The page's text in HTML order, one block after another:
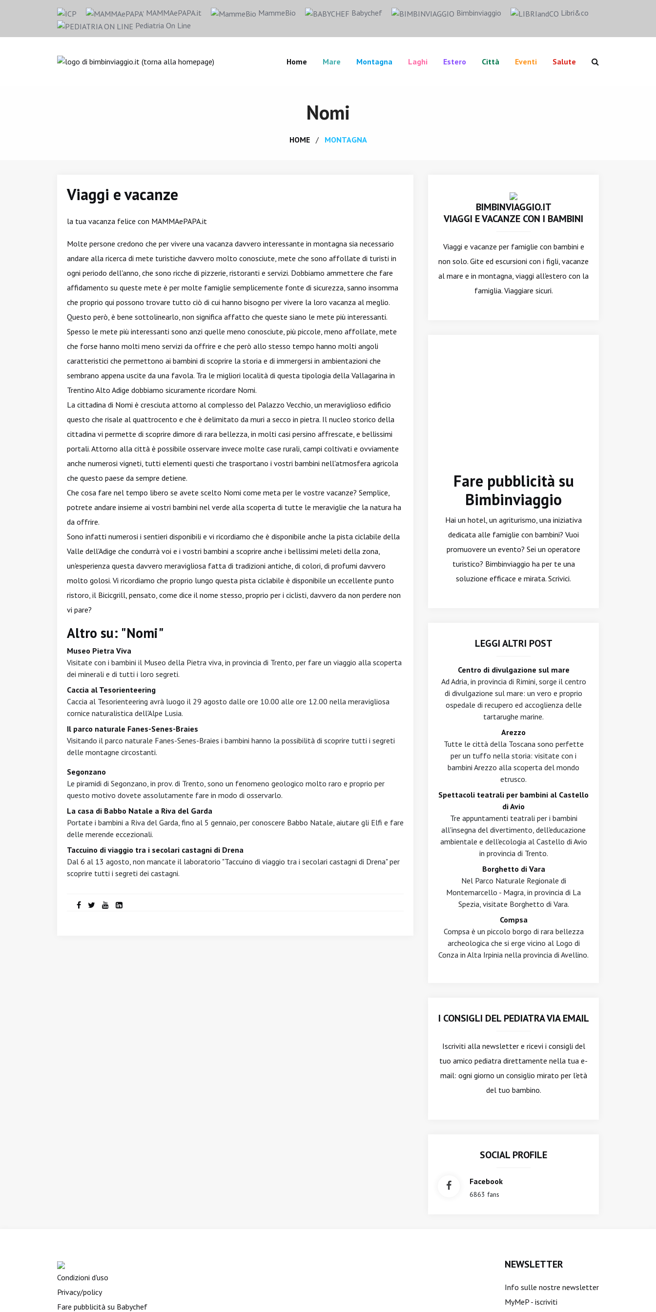
MAMMAePAPA.it MammeBio Babychef Bimbinviaggio
Libri&co
Pediatria On Line
Home Mare Montagna Laghi Estero Città Eventi Salute
Nomi
HOME MONTAGNA
Viaggi e vacanze
la tua vacanza felice con MAMMAePAPA.it
Molte persone credono che per vivere una vacanza davvero interessante in montagna sia necessario
andare alla ricerca di mete turistiche davvero molto conosciute, mete che sono affollate di turisti in
ogni periodo dell'anno, che sono ricche di pizzerie, ristoranti e servizi. Dobbiamo ammettere che fare
affidamento su queste mete è per molte famiglie semplicemente fonte di sicurezza, sanno insomma
che proprio qui possono trovare tutto ciò di cui hanno bisogno per vivere la loro vacanza al meglio.
Questo però, è bene sottolinearlo, non significa affatto che queste siano le mete più interessanti.
Spesso le mete più interessanti sono anzi quelle meno conosciute, più piccole, meno affollate, mete
che forse hanno molti meno servizi da offrire e che però allo stesso tempo hanno molti angoli
caratteristici che permettono ai bambini di scoprire la storia e di immergersi in ambientazioni che
sembrano appena uscite da una favola. Tra le migliori località di questa tipologia della Vallagarina in
Trentino Alto Adige dobbiamo sicuramente ricordare Nomi.
La cittadina di Nomi è cresciuta attorno al complesso del Palazzo Vecchio, un meraviglioso edificio
questo che risale al quattrocento e che è delimitato da muri a secco in pietra. Il nucleo storico della
cittadina vi permette di scoprire dimore di rara bellezza, in molti casi persino affrescate, e bellissimi
portali. Attorno alla città è possibile osservare invece molte case rurali, campi coltivati e ovviamente
anche numerosi vigneti, tutti elementi questi che trasportano i vostri bambini nell'atmosfera agricola
che questo paese da sempre detiene.
Che cosa fare nel tempo libero se avete scelto Nomi come meta per le vostre vacanze? Semplice,
potrete andare insieme ai vostri bambini nel verde alla scoperta di tutte le meraviglie che la natura ha
da offrire.
Sono infatti numerosi i sentieri disponibili e vi ricordiamo che è disponibile anche la pista ciclabile della
Valle dell'Adige che condurrà voi e i vostri bambini a scoprire anche i bellissimi meleti della zona,
un'esperienza questa davvero meravigliosa fatta di tradizioni antiche, di colori, di profumi davvero
molto golosi. Vi ricordiamo che proprio lungo questa pista ciclabile è disponibile un eccellente punto
ristoro, il Bicicgrill, pensato, come dice il nome stesso, proprio per i ciclisti, davvero da non perdere non
vi pare?
Altro su: "Nomi"
Museo Pietra Viva
Visitate con i bambini il Museo della Pietra viva, in provincia di Trento, per fare un viaggio alla scoperta
dei minerali e di tutti i loro segreti.
Caccia al Tesorienteering
Caccia al Tesorienteering avrà luogo il 29 agosto dalle ore 10.00 alle ore 12.00 nella meravigliosa
cornice naturalistica dell'Alpe Lusia.
Il parco naturale Fanes-Senes-Braies
Visitando il parco naturale Fanes-Senes-Braies i bambini hanno la possibilità di scoprire tutti i segreti
delle montagne circostanti.
Segonzano
Le piramidi di Segonzano, in prov. di Trento, sono un fenomeno geologico molto raro e proprio per
questo motivo dovete assolutamente fare in modo di osservarlo.
La casa di Babbo Natale a Riva del Garda
Portate i bambini a Riva del Garda, fino al 5 gennaio, per conoscere Babbo Natale, aiutare gli Elfi e fare
delle merende eccezionali.
Taccuino di viaggio tra i secolari castagni di Drena
Dal 6 al 13 agosto, non mancate il laboratorio "Taccuino di viaggio tra i secolari castagni di Drena" per
scoprire tutti i segreti dei castagni.
BIMBINVIAGGIO.IT
VIAGGI E VACANZE CON I BAMBINI
Viaggi e vacanze per famiglie con bambini e
non solo. Gite ed escursioni con i figli, vacanze
al mare e in montagna, viaggi all'estero con la
famiglia. Viaggiare sicuri.
Fare pubblicità su
Bimbinviaggio
Hai un hotel, un agriturismo, una iniziativa
dedicata alle famiglie con bambini? Vuoi
promuovere un evento? Sei un operatore
turistico? Bimbinviaggio ha per te una
soluzione efficace e mirata. Scrivici.
LEGGI ALTRI POST
Centro di divulgazione sul mare
Ad Adria, in provincia di Rimini, sorge il centro
di divulgazione sul mare: un vero e proprio
ospedale di recupero ed accoglienza delle
tartarughe marine.
Arezzo
Tutte le città della Toscana sono perfette
per un tuffo nella storia: visitate con i
bambini Arezzo alla scoperta del mondo
etrusco.
Spettacoli teatrali per bambini al Castello
di Avio
Tre appuntamenti teatrali per i bambini
all'insegna del divertimento, dell'educazione
ambientale e dell'ecologia al Castello di Avio
in provincia di Trento.
Borghetto di Vara
Nel Parco Naturale Regionale di
Montemarcello - Magra, in provincia di La
Spezia, visitate Borghetto di Vara.
Compsa
Compsa è un piccolo borgo di rara bellezza
archeologica che si erge vicino al Logo di
Conza in Alta Irpinia nella provincia di Avellino.
I CONSIGLI DEL PEDIATRA VIA EMAIL
Iscriviti alla newslettere ricevi i consigli del
tuo amico pediatra direttamente nella tua e-
mail: ogni giorno un consiglio mirato per l'età
del tuo bambino.
SOCIAL PROFILE
Facebook
6863 fans
Condizioni d'uso
Privacy/policy
Fare pubblicità su Babychef
NEWSLETTER
Info sulle nostre newsletter
MyMeP - iscriviti